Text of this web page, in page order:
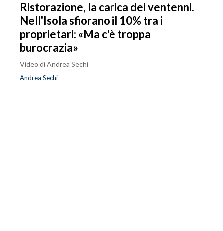
Ristorazione, la carica dei ventenni.
Nell'Isola sfiorano il 10% tra i
proprietari: «Ma c'è troppa
burocrazia»
Video di Andrea Sechi
Andrea Sechi